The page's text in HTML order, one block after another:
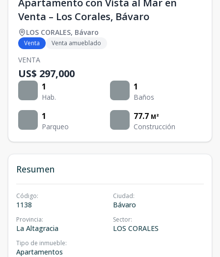
Apartamento con Vista al Mar en
Venta – Los Corales, Bávaro
LOS CORALES, Bávaro
Venta Venta amueblado
VENTA
US$ 297,000
1
Hab.
1
Baños
1
Parqueo
77.7 M²
Construcción
Resumen
Código:
1138
Ciudad:
Bávaro
Provincia:
La Altagracia
Sector:
LOS CORALES
Tipo de inmueble:
Apartamentos